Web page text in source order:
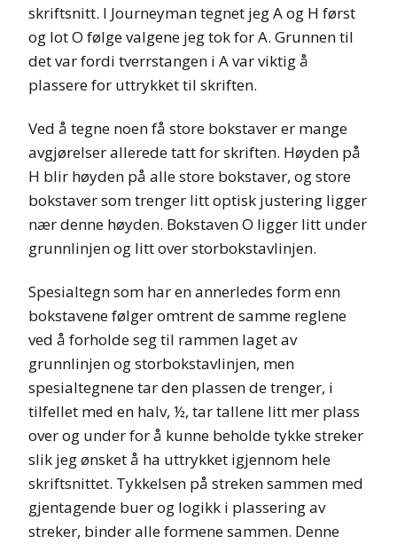
skriftsnitt. I Journeyman tegnet jeg A og H først
og lot O følge valgene jeg tok for A. Grunnen til
det var fordi tverrstangen i A var viktig å
plassere for uttrykket til skriften.
Ved å tegne noen få store bokstaver er mange
avgjørelser allerede tatt for skriften. Høyden på
H blir høyden på alle store bokstaver, og store
bokstaver som trenger litt optisk justering ligger
nær denne høyden. Bokstaven O ligger litt under
grunnlinjen og litt over storbokstavlinjen.
Spesialtegn som har en annerledes form enn
bokstavene følger omtrent de samme reglene
ved å forholde seg til rammen laget av
grunnlinjen og storbokstavlinjen, men
spesialtegnene tar den plassen de trenger, i
tilfellet med en halv, ½, tar tallene litt mer plass
over og under for å kunne beholde tykke streker
slik jeg ønsket å ha uttrykket igjennom hele
skriftsnittet. Tykkelsen på streken sammen med
gjentagende buer og logikk i plassering av
streker, binder alle formene sammen. Denne